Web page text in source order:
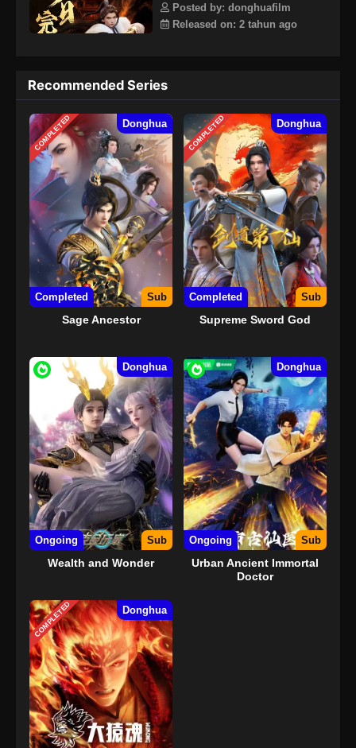
orang dari keluarga Lin mengubah sikap mereka terhadap
Lin Feng. Di sisi lain, karena Lin Feng gagal mengendalikan
Sekarang Qin Xiao terbunuh, keluarga Qin selalu tidak
dan bertanya kepada Klan Lin untuk menyerahkan Lin Feng.
Posted by: donghuafilm
Released on: 2 tahun ago
Recommended Series
COMPLETED Donghua
Completed Sub
Sage Ancestor
COMPLETED Donghua
Completed Sub
Supreme Sword God
Donghua
Ongoing Sub
Wealth and Wonder
Donghua
Ongoing Sub
Urban Ancient Immortal
Doctor
COMPLETED Donghua